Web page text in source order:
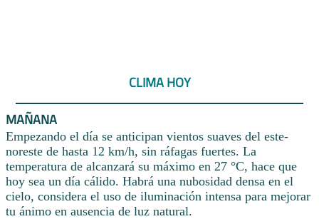
CLIMA HOY
MAÑANA
Empezando el día se anticipan vientos suaves del este-
noreste de hasta 12 km/h, sin ráfagas fuertes. La
temperatura de alcanzará su máximo en 27 °C, hace que
hoy sea un día cálido. Habrá una nubosidad densa en el
cielo, considera el uso de iluminación intensa para mejorar
tu ánimo en ausencia de luz natural.